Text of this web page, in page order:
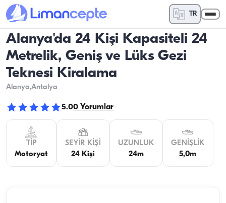
TR
Alanya'da 24 Kişi Kapasiteli 24
Metrelik, Geniş ve Lüks Gezi
Teknesi Kiralama
Alanya,Antalya
5.00 Yorumlar
TIP
Motoryat
SEYIR KIŞI
24 Kişi
UZUNLUK
24m
GENIŞLIK
5,0m